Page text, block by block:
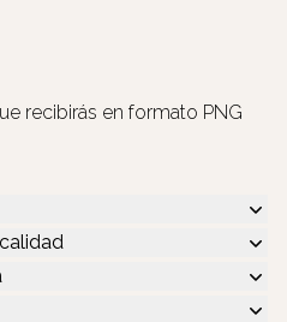
recibirás en formato PNG